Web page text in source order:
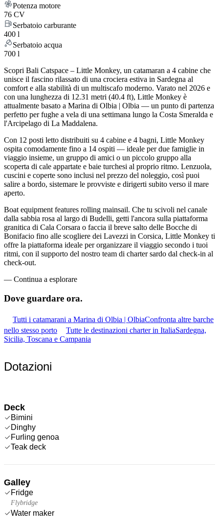
Potenza motore
76 CV
Serbatoio carburante
400 l
Serbatoio acqua
700 l
Scopri Bali Catspace – Little Monkey, un catamaran a 4 cabine che
unisce il fascino rilassato di una crociera estiva in Sardegna al
comfort e alla stabilità di un multiscafo moderno. Varato nel 2026 e
con una lunghezza di 12.31 metri (40.4 ft), Little Monkey è
attualmente basato a Marina di Olbia | Olbia — un punto di partenza
perfetto per fughe a vela di una settimana lungo la Costa Smeralda e
l'Arcipelago di La Maddalena.
Con 12 posti letto distribuiti su 4 cabine e 4 bagni, Little Monkey
ospita comodamente fino a 14 ospiti — ideale per due famiglie in
viaggio insieme, un gruppo di amici o un piccolo gruppo alla
scoperta di cale appartate e baie turchesi al proprio ritmo. Lenzuola,
cuscini e coperte sono inclusi nel prezzo del noleggio, così puoi
salire a bordo, sistemare le provviste e dirigerti subito verso il mare
aperto.
Boat equipment features rolling mainsail. Che tu scivoli nel canale
dalla sabbia rosa al largo di Budelli, getti l'ancora sulla piattaforma
granitica di Cala Corsara o faccia il breve salto delle Bocche di
Bonifacio fino alle scogliere dei Lavezzi in Corsica, Little Monkey ti
offre la piattaforma ideale per organizzare il viaggio secondo i tuoi
ritmi, con il supporto del nostro team di charter sardo dal check-in al
check-out.
— Continua a esplorare
Dove guardare ora.
Tutti i catamarani a Marina di Olbia | OlbiaConfronta altre barche
nello stesso porto
Tutte le destinazioni charter in ItaliaSardegna,
Sicilia, Toscana e Campania
Dotazioni
Deck
Bimini
Dinghy
Furling genoa
Teak deck
Galley
Fridge
Flybridge
Water maker